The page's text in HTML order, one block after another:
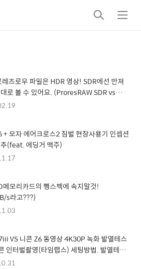
검
색
메
뉴
즈로우 파일은 HDR 영상! SDR에선 만져
로 볼 수 있어요. (ProresRAW SDR vs
+ 모자 에어크로스2 짐벌 현장사용기 인셉션
(feat. 에딩거 맥주)
메모리카드의 뻥스펙에 속지말것!
s라고???)
VS 니콘 Z6 동영상 4K30P 녹화 발열테스
인터벌촬영(타임랩스) 세팅방법. 발열테스
전예정.